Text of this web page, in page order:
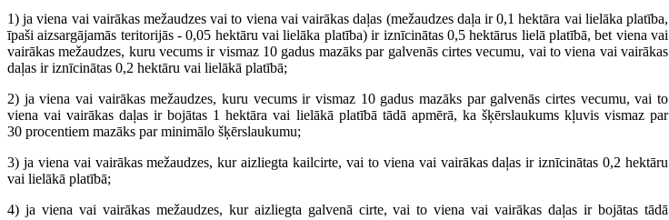
1) ja viena vai vairākas mežaudzes vai to viena vai vairākas daļas (mežaudzes daļa ir 0,1 hektāra vai lielāka platība,
īpaši aizsargājamās teritorijās - 0,05 hektāru vai lielāka platība) ir iznīcinātas 0,5 hektārus lielā platībā, bet viena vai
vairākas mežaudzes, kuru vecums ir vismaz 10 gadus mazāks par galvenās cirtes vecumu, vai to viena vai vairākas
daļas ir iznīcinātas 0,2 hektāru vai lielākā platībā;
2) ja viena vai vairākas mežaudzes, kuru vecums ir vismaz 10 gadus mazāks par galvenās cirtes vecumu, vai to
viena vai vairākas daļas ir bojātas 1 hektāra vai lielākā platībā tādā apmērā, ka šķērslaukums kļuvis vismaz par
30 procentiem mazāks par minimālo šķērslaukumu;
3) ja viena vai vairākas mežaudzes, kur aizliegta kailcirte, vai to viena vai vairākas daļas ir iznīcinātas 0,2 hektāru
vai lielākā platībā;
4) ja viena vai vairākas mežaudzes, kur aizliegta galvenā cirte, vai to viena vai vairākas daļas ir bojātas tādā